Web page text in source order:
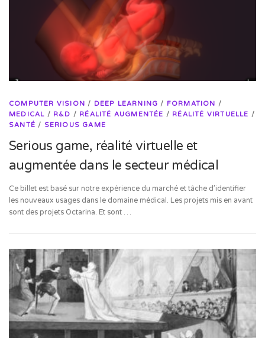
COMPUTER VISION / DEEP LEARNING / FORMATION /
MEDICAL / R&D / RÉALITÉ AUGMENTÉE / RÉALITÉ VIRTUELLE /
SANTÉ / SERIOUS GAME
Serious game, réalité virtuelle et
augmentée dans le secteur médical
Ce billet est basé sur notre expérience du marché et tâche d’identifier
les nouveaux usages dans le domaine médical. Les projets mis en avant
sont des projets Octarina. Et sont …